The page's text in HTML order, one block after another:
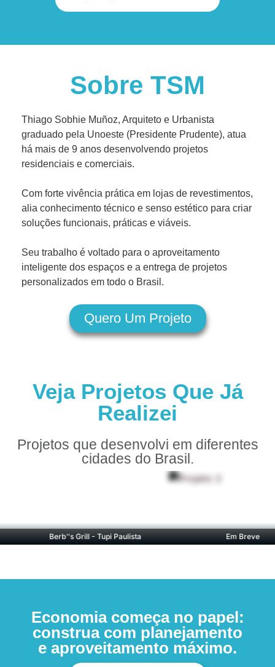
Sobre TSM
Thiago Sobhie Muñoz, Arquiteto e Urbanista
graduado pela Unoeste (Presidente Prudente), atua
há mais de 9 anos desenvolvendo projetos
residenciais e comerciais.
Com forte vivência prática em lojas de revestimentos,
alia conhecimento técnico e senso estético para criar
soluções funcionais, práticas e viáveis.
Seu trabalho é voltado para o aproveitamento
inteligente dos espaços e a entrega de projetos
personalizados em todo o Brasil.
Quero Um Projeto
Veja Projetos Que Já
Realizei
Projetos que desenvolvi em diferentes
cidades do Brasil.
Berb''s Grill - Tupi Paulista Em Breve
Economia começa no papel:
construa com planejamento
e aproveitamento máximo.